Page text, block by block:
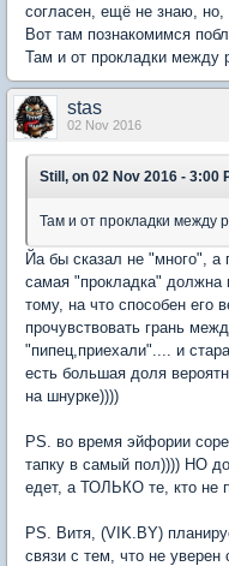
согласен, ещё не знаю, но,
Вот там познакомимся
Там и от прокладки между
stas
02 Nov 2016
Still, on 02 Nov 2016 - 3:00
Там и от прокладки между
Йа бы сказал не "много",
самая "прокладка" должна
тому, на что способен его
прочувствовать грань
"пипец,приехали".... и
есть большая доля
на шнурке))))
PS. во время эйфории
тапку в самый пол)))) НО
едет, а ТОЛЬКО те, кто не
PS. Витя, (VIK.BY)
связи с тем, что не уверен